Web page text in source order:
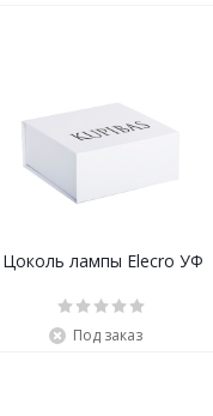
Цоколь лампы Elecro УФ
Под заказ